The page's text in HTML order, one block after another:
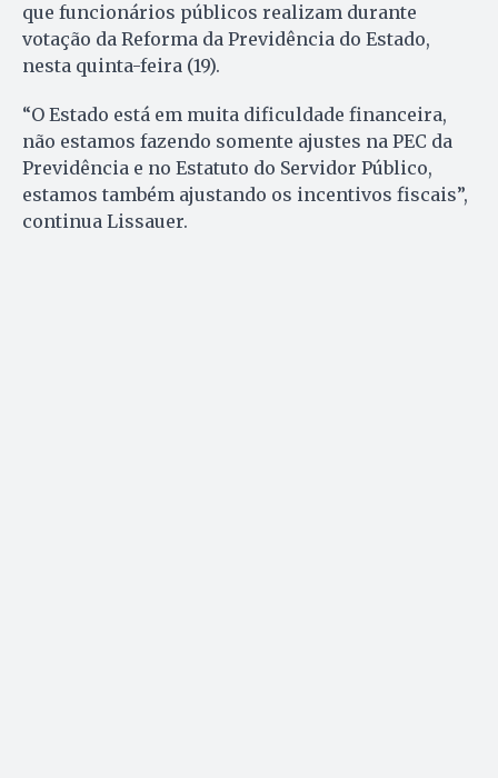
que funcionários públicos realizam durante
votação da Reforma da Previdência do Estado,
nesta quinta-feira (19).
“O Estado está em muita dificuldade financeira,
não estamos fazendo somente ajustes na PEC da
Previdência e no Estatuto do Servidor Público,
estamos também ajustando os incentivos fiscais”,
continua Lissauer.